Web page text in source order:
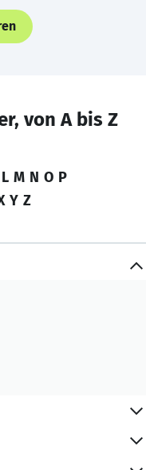
von A bis Z
L M N O P
Y Z